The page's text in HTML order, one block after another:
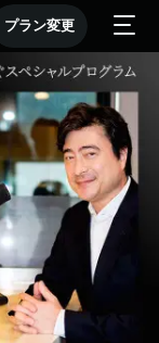
プラン変更